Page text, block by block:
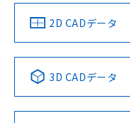
中国 RoHS 注意事
Pb Hg
2D CADデータ
3D CADデータ